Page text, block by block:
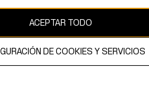
está protegido por copyright y es
AB.
ACEPTAR TODO
DE COOKIES Y SERVICIOS